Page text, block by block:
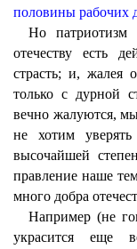
половины рабочих
Но патриотизм
отечеству есть
страсть; и, жалея
только с дурной
вечно жалуются,
не хотим
высочайшей
правление наше
много добра
Например (не
украсится еще